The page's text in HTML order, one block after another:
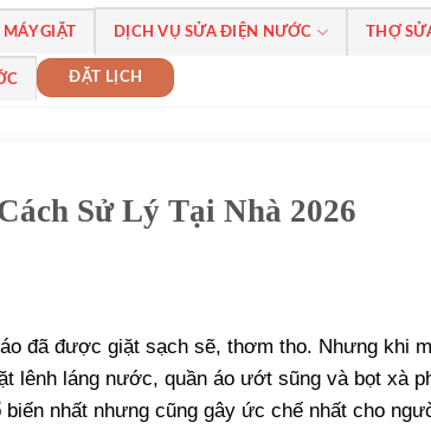
MÁY GIẶT DỊCH VỤ SỬA ĐIỆN NƯỚC THỢ
ĐẶT LỊCH
Sử Lý Tại Nhà 2026
đã được giặt sạch sẽ, thơm tho. Nhưng khi
lênh láng nước, quần áo ướt sũng và bọt xà
nhất nhưng cũng gây ức chế nhất cho